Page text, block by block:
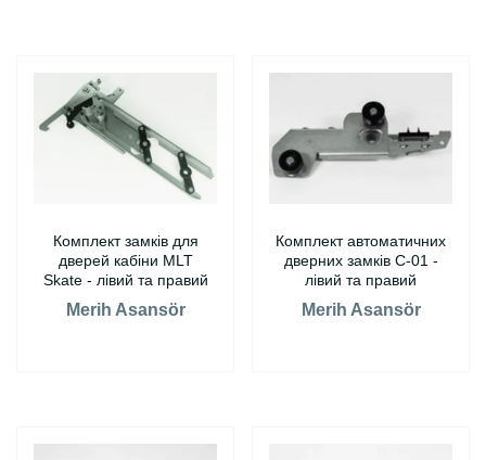
Комплект замків для
дверей кабіни MLT
Skate - лівий та правий
Merih Asansör
Комплект автоматичних
дверних замків C-01 -
лівий та правий
Merih Asansör